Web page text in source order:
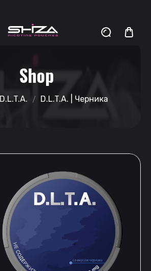
Shop
D.L.T.A. D.L.T.A. | Черника